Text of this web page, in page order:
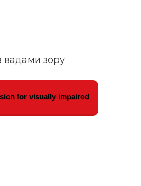
вадами зору
for visually impaired